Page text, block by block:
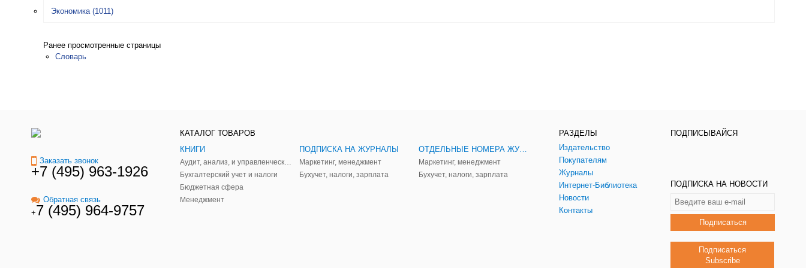
Экономика (1011)
Ранее просмотренные страницы
Словарь
Заказать звонок
+7 (495) 963-1926
Обратная связь
+7 (495) 964-9757
КАТАЛОГ ТОВАРОВ
КНИГИ
Бухгалтерский учет и налоги
Бюджетная сфера
Менеджмент
ПОДПИСКА НА ЖУРНАЛЫ
Маркетинг, менеджмент
Бухучет, налоги, зарплата
ОТДЕЛЬНЫЕ НОМЕРА ЖУРНАЛОВ
Маркетинг, менеджмент
Бухучет, налоги, зарплата
РАЗДЕЛЫ
Издательство
Покупателям
Журналы
Интернет-Библиотека
Новости
Контакты
ПОДПИСЫВАЙСЯ
ПОДПИСКА НА НОВОСТИ
Подписаться
Подписаться
Subscribe